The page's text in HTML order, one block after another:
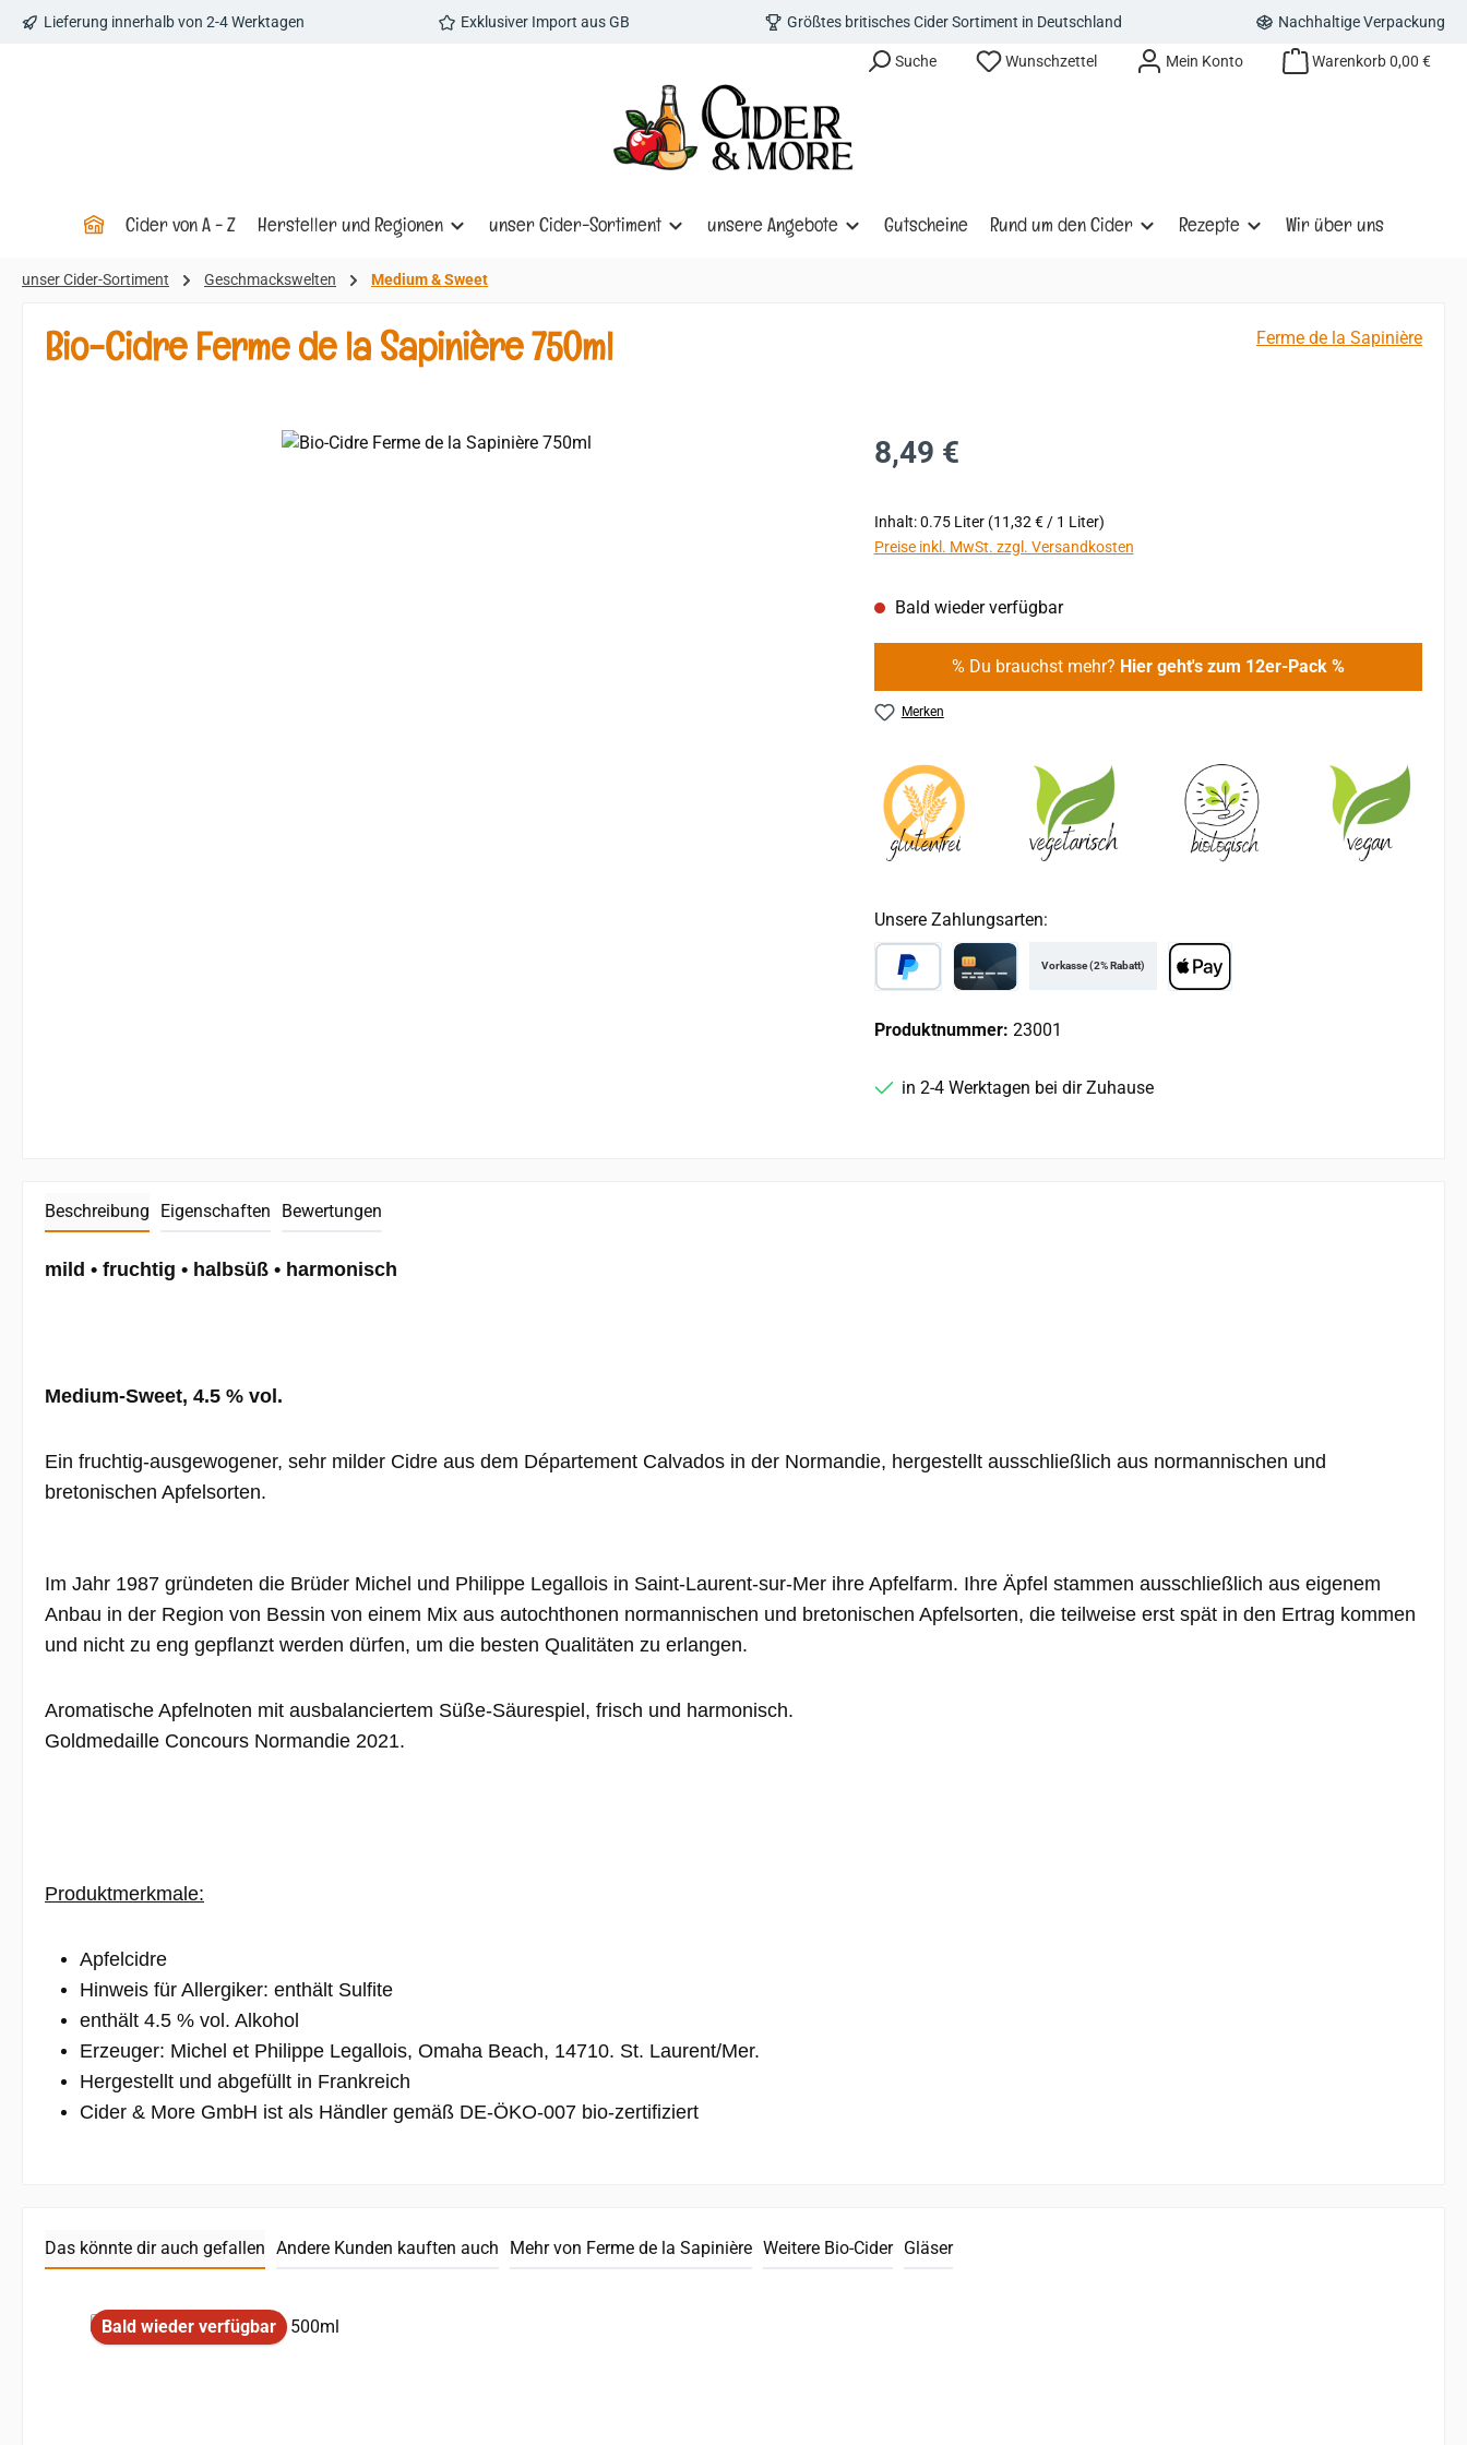
Hauptinhalt springen
Zur Suche springen
Zur Hauptnavigation springen
Lieferung innerhalb von 2-4 Werktagen Exklusiver Import aus GB Größtes britisches Cider Sortiment in Deutschland Nachhaltige Verpackung
Suche Wunschzettel Mein Konto Warenkorb0,00 €
Cider von A - Z Hersteller und Regionen unser Cider-Sortiment unsere Angebote Gutscheine Rund um den Cider Rezepte Wir über uns
unser Cider-Sortiment Geschmackswelten Medium & Sweet
Bio-Cidre Ferme de la Sapinière 750ml Ferme de la Sapinière
Regulärer Preis:
8,49 €
Inhalt:0.75 Liter (11,32 € / 1 Liter)
Preise inkl. MwSt. zzgl. Versandkosten
Bald wieder verfügbar
% Du brauchst mehr? Hier geht's zum 12er-Pack %
Merken
Unsere Zahlungsarten:
Vorkasse (2% Rabatt)
Produktnummer: 23001
in 2-4 Werktagen bei dir Zuhause
Beschreibung Eigenschaften Bewertungen
mild • fruchtig • halbsüß • harmonisch
Medium-Sweet, 4.5 % vol.
Ein fruchtig-ausgewogener, sehr milder Cidre aus dem Département Calvados in der Normandie, hergestellt ausschließlich aus normannischen und
bretonischen Apfelsorten.
Im Jahr 1987 gründeten die Brüder Michel und Philippe Legallois in Saint-Laurent-sur-Mer ihre Apfelfarm. Ihre Äpfel stammen ausschließlich aus eigenem
Anbau in der Region von Bessin von einem Mix aus autochthonen normannischen und bretonischen Apfelsorten, die teilweise erst spät in den Ertrag kommen
und nicht zu eng gepflanzt werden dürfen, um die besten Qualitäten zu erlangen.
Aromatische Apfelnoten mit ausbalanciertem Süße-Säurespiel, frisch und harmonisch.
Goldmedaille Concours Normandie 2021.
Produktmerkmale:
Apfelcidre
Hinweis für Allergiker: enthält Sulfite
enthält 4.5 % vol. Alkohol
Erzeuger: Michel et Philippe Legallois, Omaha Beach, 14710. St. Laurent/Mer.
Hergestellt und abgefüllt in Frankreich
Cider & More GmbH ist als Händler gemäß DE-ÖKO-007 bio-zertifiziert
Das könnte dir auch gefallen Andere Kunden kauften auch Mehr von Ferme de la Sapinière Weitere Bio-Cider Gläser
Bald wieder verfügbar